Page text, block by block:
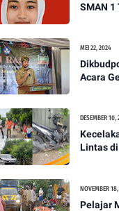
SMAN 1
Nasional
MEI 22, 2024
Acara
Gunung
DESEMBER 10,
Lintas
NOVEMBER
Pelajar